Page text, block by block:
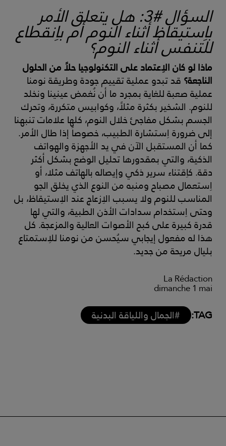
السؤال #3: هل يتعلق الأمر
باِستيقاظ أثناء النوم أم باِنقطاع
للتنفس أثناء النوم؟
ماذا لو كان الاِعتماد على التكنولوجيا حلاً من الحلول
الناجعة؟قد تبدو عملية تقييم جودة وطريقة نومنا
عملية صعبة للغاية بمجرد ما أن نُغمض عينينا ونخلد
للنوم. الشخير بكثرة مثلاً، وكوابيس متكررة، وتحرك
الجسم بشكل مفاجئ خلال النوم، كلها علامات تنبهنا
إلى ضرورة اِستشارة الطبيب، خصوصاً إذا طال الأمر.
كما أن المستقبل الآن في يد الأجهزة والهواتف
الذكية، والتي بمقدورها تحليل الوضع بشكل أكثر
دقة. كاِقتناء سرير ذكي وإيصاله بالهاتف مثلا، أو
اِستعمال مصباح ومنبه من النوع الذي يخلق الجو
المناسب للنوم ولا يسبب الاِزعاج عند الاِستيقاظ، بل
وحتى اِستخدام سدادات الأذن الطبية، والتي لها
قدرة كبيرة على كبح الأصوات العالية والمزعجة. كل
هذا له مفعول إيجابي سيُحسن من نومنا للاِستمتاع
بليال مريحة من جديد.
La Rédaction
dimanche 1 mai
TAG: #الجمال واللياقة البدنية